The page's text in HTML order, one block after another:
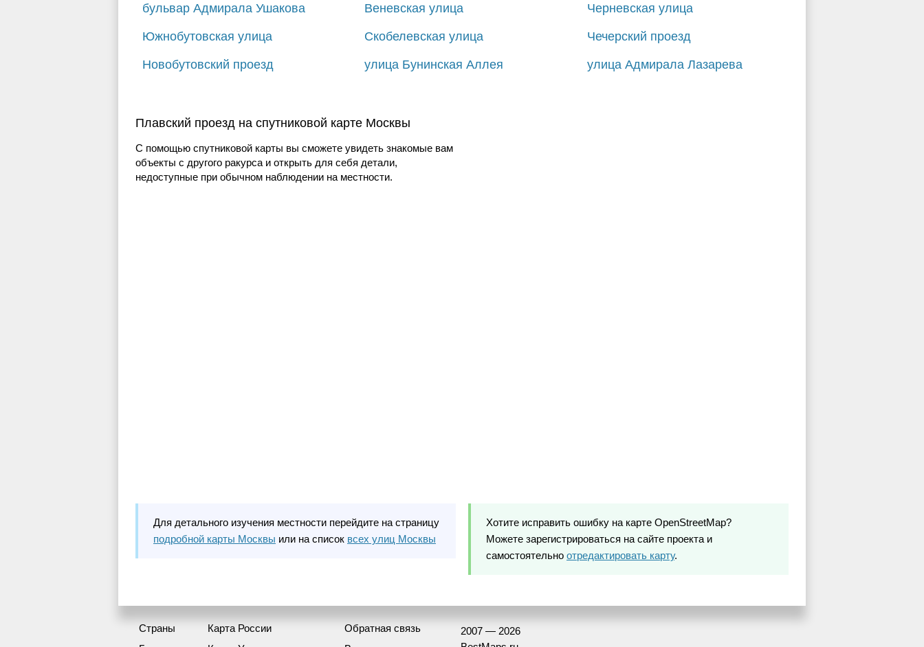
бульвар Адмирала Ушакова Веневская улица Черневская улица
Южнобутовская улица Скобелевская улица Чечерский проезд
Новобутовский проезд улица Бунинская Аллея улица Адмирала Лазарева
Плавский проезд на спутниковой карте Москвы
С помощью спутниковой карты вы сможете увидеть знакомые вам
объекты с другого ракурса и открыть для себя детали,
недоступные при обычном наблюдении на местности.
Для детального изучения местности перейдите на страницу
подробной карты Москвы или на список всех улиц Москвы
Хотите исправить ошибку на карте OpenStreetMap?
Можете зарегистрироваться на сайте проекта и
самостоятельно отредактировать карту.
Страны
Карта России
Обратная связь
2007 — 2026